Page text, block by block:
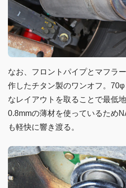
なお、フロントパイプとマフラ
作したチタン製のワンオフ。
なレイアウトを取ることで最低
0.8mmの薄材を使っているため
も軽快に響き渡る。